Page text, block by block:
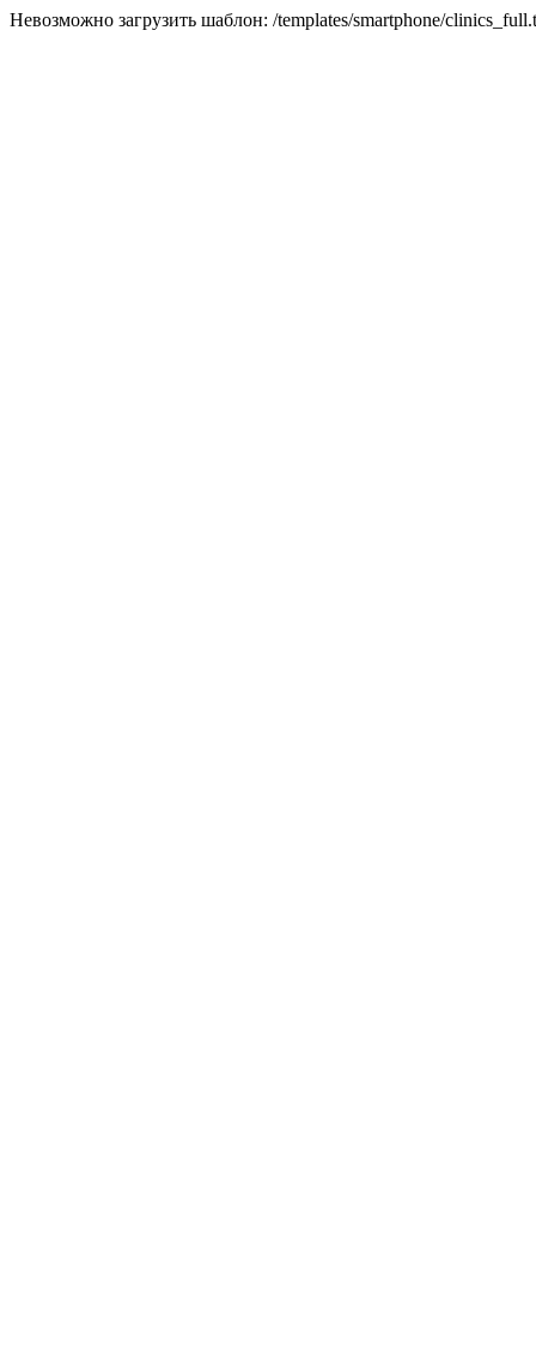
Невозможно загрузить шаблон: /templates/smartphone/